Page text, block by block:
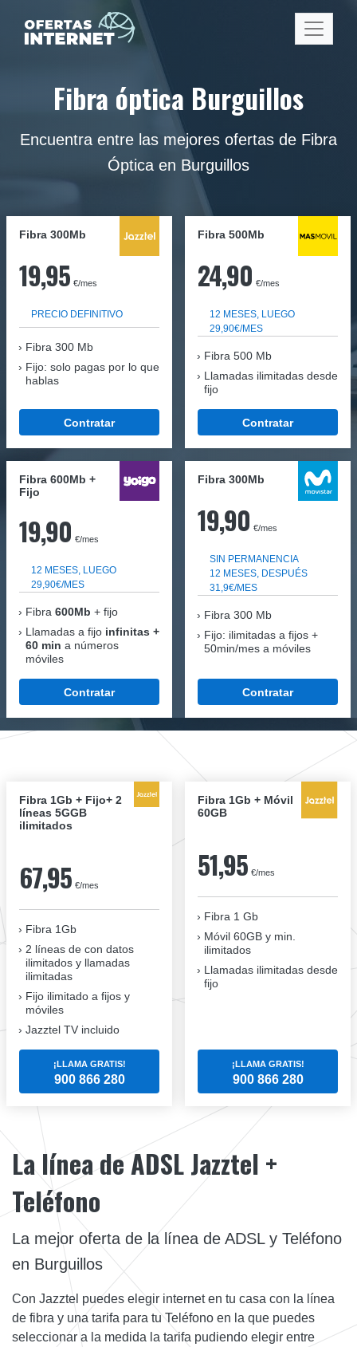
Fibra óptica Burguillos
Encuentra entre las mejores ofertas de Fibra
Óptica en Burguillos
Fibra 300Mb
19,95 €/mes
PRECIO DEFINITIVO
Fibra 300 Mb
Fijo: solo pagas por lo que
hablas
Contratar
Fibra 500Mb
24,90 €/mes
12 MESES, LUEGO
29,90€/MES
Fibra 500 Mb
Llamadas ilimitadas desde
fijo
Contratar
Fibra 600Mb +
Fijo
19,90 €/mes
12 MESES, LUEGO
29,90€/MES
Fibra 600Mb + fijo
Llamadas a fijo infinitas +
60 min a números
móviles
Contratar
Fibra 300Mb
19,90 €/mes
SIN PERMANENCIA
12 MESES, DESPUÉS
31,9€/MES
Fibra 300 Mb
Fijo: ilimitadas a fijos +
50min/mes a móviles
Contratar
Fibra 1Gb + Fijo+ 2
líneas 5GGB
ilimitados
67,95 €/mes
Fibra 1Gb
2 líneas de con datos
ilimitados y llamadas
ilimitadas
Fijo ilimitado a fijos y
móviles
Jazztel TV incluido
¡LLAMA GRATIS!
900 866 280
Fibra 1Gb + Móvil
60GB
51,95 €/mes
Fibra 1 Gb
Móvil 60GB y min.
ilimitados
Llamadas ilimitadas desde
fijo
¡LLAMA GRATIS!
900 866 280
La línea de ADSL Jazztel +
Teléfono
La mejor oferta de la línea de ADSL y Teléfono
en Burguillos
Con Jazztel puedes elegir internet en tu casa con la línea
de fibra y una tarifa para tu Teléfono en la que puedes
seleccionar a la medida la tarifa pudiendo elegir entre